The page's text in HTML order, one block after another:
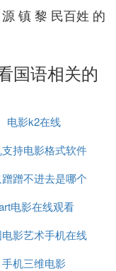
镇 黎 民百姓 的
国语相关的
电影k2在线
持电影格式软件
蹭不进去是哪个
电影
电影在线观看
影艺术手机在线
播放
手机三维电影